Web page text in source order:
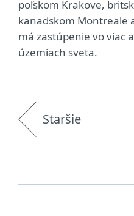
poľskom Krakove,
kanadskom Montreale
má zastúpenie vo viac
územiach sveta.
Staršie